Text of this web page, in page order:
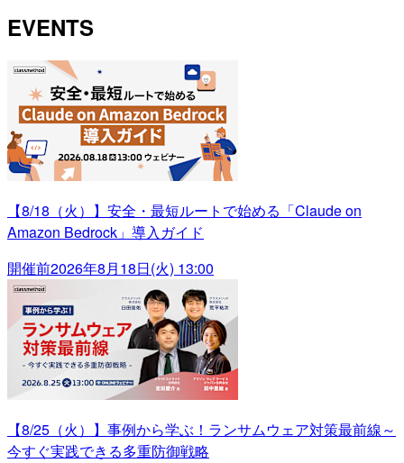
EVENTS
【8/18（火）】安全・最短ルートで始める「Claude on
Amazon Bedrock」導入ガイド
開催前2026年8月18日(火) 13:00
【8/25（火）】事例から学ぶ！ランサムウェア対策最前線～
今すぐ実践できる多重防御戦略